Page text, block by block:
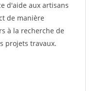
d'aide aux artisans
de manière
à la recherche de
projets travaux.